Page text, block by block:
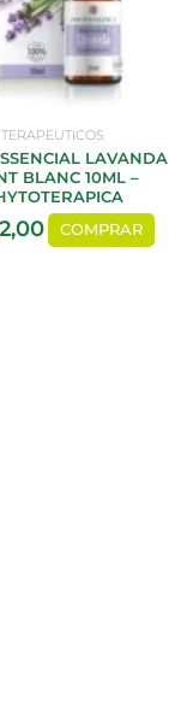
TERAPEUTICOS
LAVANDA
BLANC 10ML –
COMPRAR